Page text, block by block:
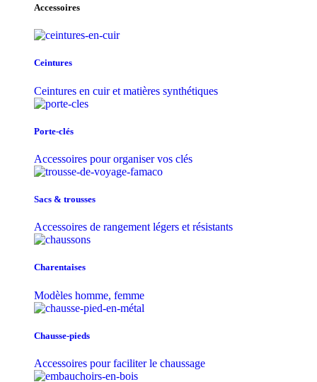
Accessoires
Ceintures
Ceintures en cuir et matières synthétiques
Porte-clés
Accessoires pour organiser vos clés
Sacs & trousse​s
Accessoires de rangement légers et résistants
Charentaises
Modèles homme, femme
Chausse-pieds
Accessoires pour faciliter le chaussage